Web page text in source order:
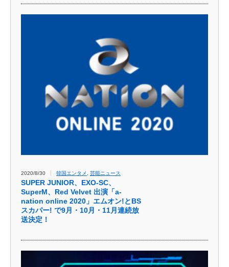
2020/8/30 韓国エンタメ 芸能ニュース
SUPER JUNIOR、EXO-SC、
SuperM、Red Velvet 出演「a-
nation online 2020」エムオン!とBS
スカパー! で9月・10月・11月連続放
送決定！